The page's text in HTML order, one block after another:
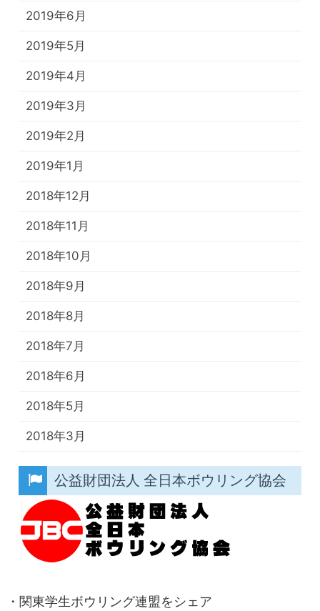
2019年6月
2019年5月
2019年4月
2019年3月
2019年2月
2019年1月
2018年12月
2018年11月
2018年10月
2018年9月
2018年8月
2018年7月
2018年6月
2018年5月
2018年3月
公益財団法人 全日本ボウリング協会
・関東学生ボウリング連盟をシェア